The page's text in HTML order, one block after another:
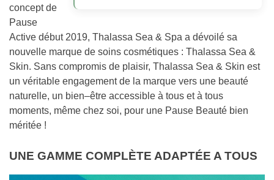
concept de
Pause
Active début 2019, Thalassa Sea & Spa a dévoilé sa
nouvelle marque de soins cosmétiques : Thalassa Sea &
Skin. Sans compromis de plaisir, Thalassa Sea & Skin est
un véritable engagement de la marque vers une beauté
naturelle, un bien–être accessible à tous et à tous
moments, même chez soi, pour une Pause Beauté bien
méritée !
UNE GAMME COMPLÈTE ADAPTÉE A TOUS